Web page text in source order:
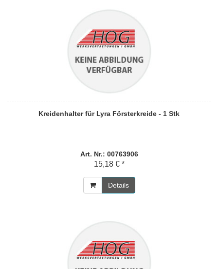
Kreidenhalter für Lyra Försterkreide - 1 Stk
Art. Nr.: 00763906
15,18 € *
Details